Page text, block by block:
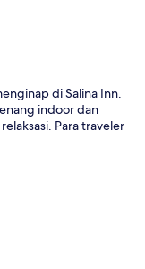
di Salina Inn.
indoor dan
Para traveler